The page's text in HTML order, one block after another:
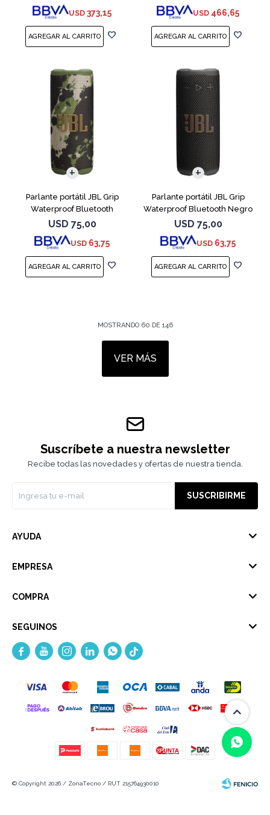
USD 373,15 USD 466,65
Parlante portátil JBL Grip
Waterproof Bluetooth
Camuflado
USD 75,00
USD 63,75
Parlante portátil JBL Grip
Waterproof Bluetooth Negro
USD 75,00
USD 63,75
MOSTRANDO 60 DE 146
VER MÁS
Suscríbete a nuestra newsletter
Recibe todas las novedades y ofertas de nuestra tienda.
SUSCRIBIRME
AYUDA
EMPRESA
COMPRA
SEGUINOS
    
© Copyright 2026 / ZonaTecno / RUT 215764930010